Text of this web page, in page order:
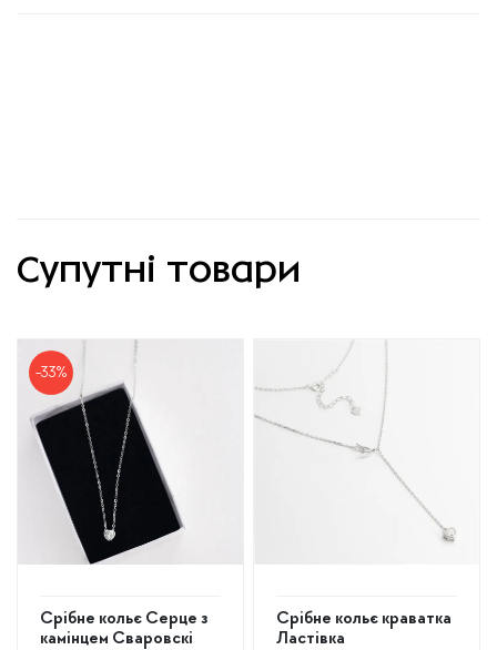
Супутні товари
-33%
Cрібне кольє Серце з
камінцем Сваровскі
Срібне кольє краватка
Ластівка